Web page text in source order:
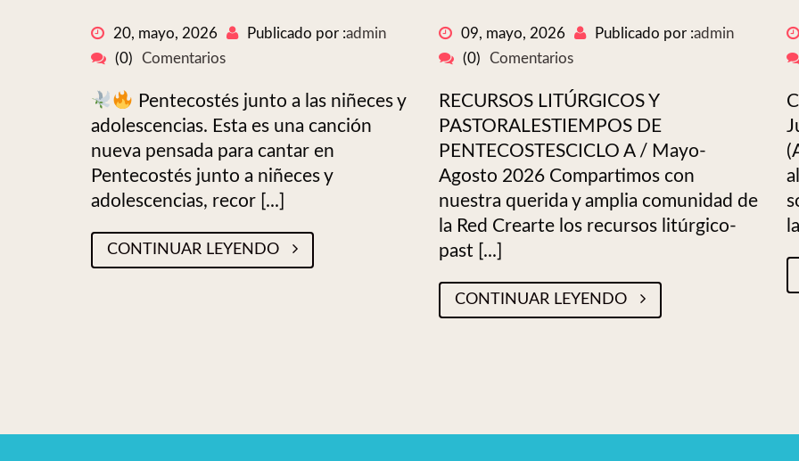
20, mayo, 2026 Publicado por :admin
(0)
Comentarios
Pentecostés junto a las niñeces y
adolescencias. Esta es una canción
nueva pensada para cantar en
Pentecostés junto a niñeces y
adolescencias, recor [...]
CONTINUAR LEYENDO
09, mayo, 2026 Publicado por :admin
(0)
Comentarios
RECURSOS LITÚRGICOS Y
PASTORALESTIEMPOS DE
PENTECOSTESCICLO A / Mayo-
Agosto 2026 Compartimos con
nuestra querida y amplia comunidad de
la Red Crearte los recursos litúrgico-
past [...]
CONTINUAR LEYENDO